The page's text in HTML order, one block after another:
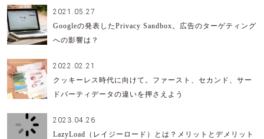
2021.05.27
Googleの発表したPrivacy Sandbox。広告のターゲティング
への影響は？
2022.02.21
クッキーレス時代に向けて。ファースト、セカンド、サー
ドパーティデータの違いを押さえよう
2023.04.26
LazyLoad（レイジーロード）とは？メリットとデメリット